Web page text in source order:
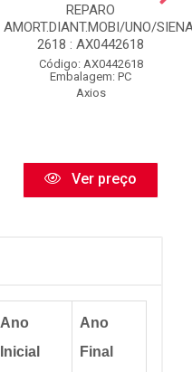
REPARO
AMORT.DIANT.MOBI/UNO/
2618 : AX0442618
Código: AX0442618
Embalagem: PC
Axios
Ver preço
Ano
Inicial
Ano
Final